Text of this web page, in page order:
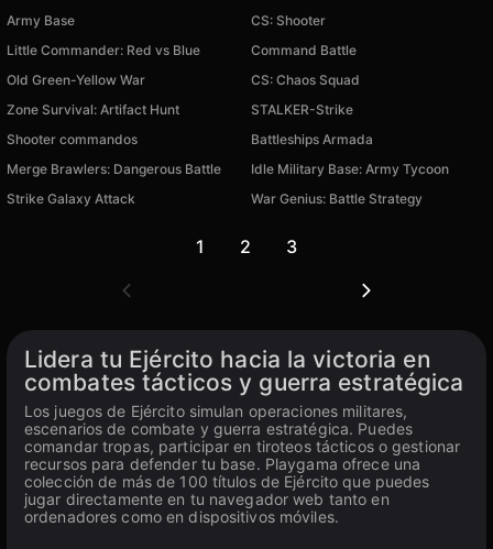
Army Base
CS: Shooter
Little Commander: Red vs Blue
Command Battle
Old Green-Yellow War
CS: Chaos Squad
Zone Survival: Artifact Hunt
STALKER-Strike
Shooter commandos
Battleships Armada
Merge Brawlers: Dangerous Battle
Idle Military Base: Army Tycoon
Strike Galaxy Attack
War Genius: Battle Strategy
1 2 3
Lidera tu Ejército hacia la victoria en
combates tácticos y guerra estratégica
Los juegos de Ejército simulan operaciones militares,
escenarios de combate y guerra estratégica. Puedes
comandar tropas, participar en tiroteos tácticos o gestionar
recursos para defender tu base. Playgama ofrece una
colección de más de 100 títulos de Ejército que puedes
jugar directamente en tu navegador web tanto en
ordenadores como en dispositivos móviles.